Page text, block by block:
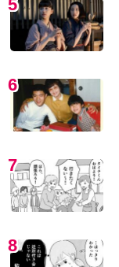
9
10